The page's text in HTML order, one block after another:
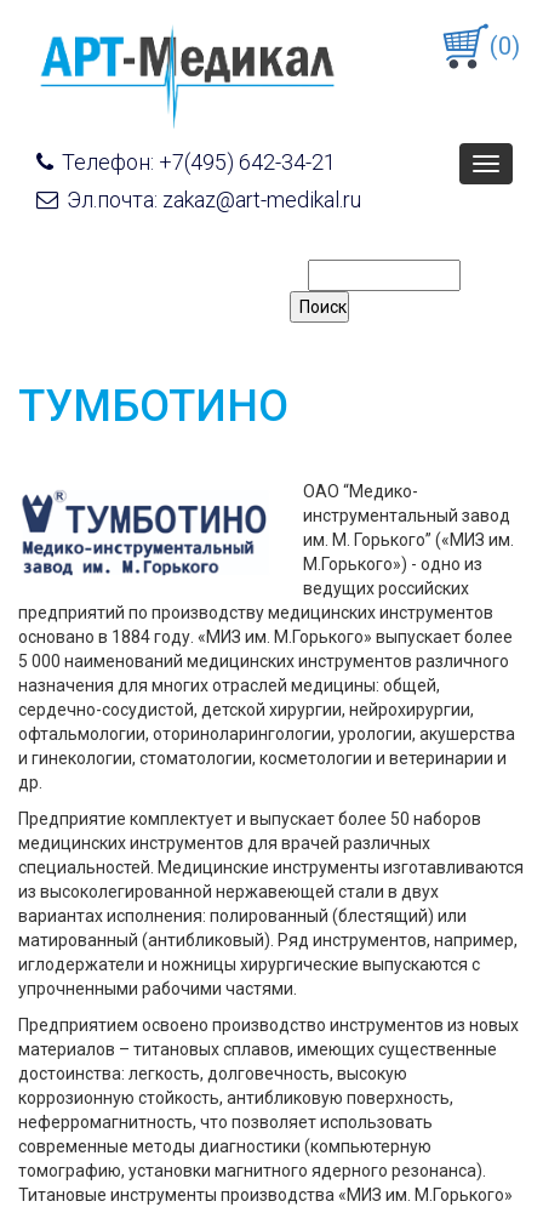
Телефон: +7(495) 642-34-21
Эл.почта: zakaz@art-medikal.ru
(0)
Toggle
ТУМБОТИНО
ОАО “Медико-
инструментальный завод
им. М. Горького” («МИЗ им.
М.Горького») - одно из
ведущих российских
предприятий по производству медицинских инструментов
основано в 1884 году. «МИЗ им. М.Горького» выпускает более
5 000 наименований медицинских инструментов различного
назначения для многих отраслей медицины: общей,
сердечно-сосудистой, детской хирургии, нейрохирургии,
офтальмологии, оториноларингологии, урологии, акушерства
и гинекологии, стоматологии, косметологии и ветеринарии и
др.
Предприятие комплектует и выпускает более 50 наборов
медицинских инструментов для врачей различных
специальностей. Медицинские инструменты изготавливаются
из высоколегированной нержавеющей стали в двух
вариантах исполнения: полированный (блестящий) или
матированный (антибликовый). Ряд инструментов, например,
иглодержатели и ножницы хирургические выпускаются с
упрочненными рабочими частями.
Предприятием освоено производство инструментов из новых
материалов – титановых сплавов, имеющих существенные
достоинства: легкость, долговечность, высокую
коррозионную стойкость, антибликовую поверхность,
неферромагнитность, что позволяет использовать
современные методы диагностики (компьютерную
томографию, установки магнитного ядерного резонанса).
Титановые инструменты производства «МИЗ им. М.Горького»